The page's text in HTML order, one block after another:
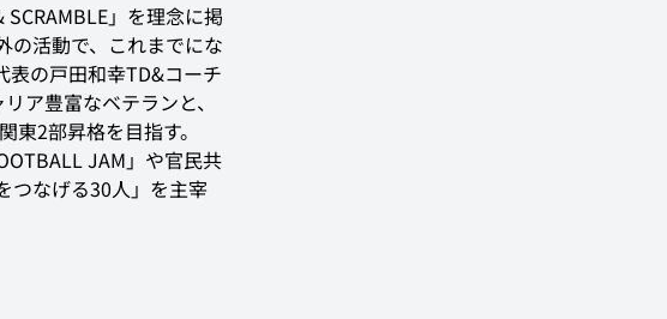
」を理念に掲
の活動で、これまでにな
表の戸田和幸TD&コーチ
ア豊富なベテランと、
2部昇格を目指す。
JAM」や官民共
つなげる30人」を主宰